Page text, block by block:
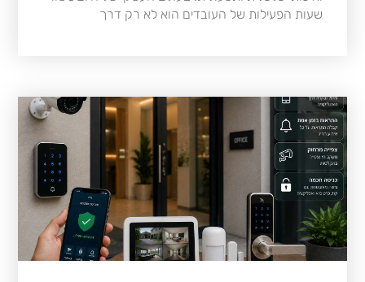
שעות הפעילות של העובדים הוא לא רק דרך